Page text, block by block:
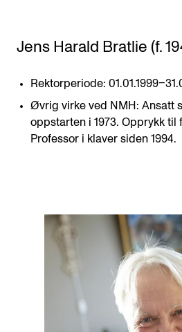
Jens Harald Bratlie (f.
Rektorperiode:
Øvrig virke ved NMH: Ansatt
oppstarten i 1973. Opprykk til
Professor i klaver siden 1994.